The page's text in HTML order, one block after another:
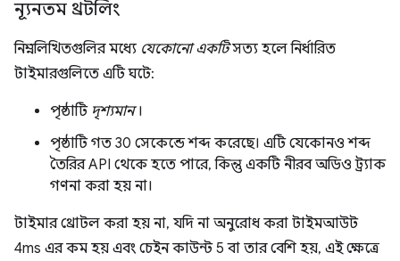
ন্যূনতম থ্রটলিং
নিম্নলিখিতগুলির মধ্যে যেকোনো একটিসত্য হলে নির্ধারিত
টাইমারগুলিতে এটি ঘটে:
পৃষ্ঠাটি দৃশ্যমান।
পৃষ্ঠাটি গত 30 সেকেন্ডে শব্দ করেছে। এটি যেকোনও শব্দ
তৈরির API থেকে হতে পারে, কিন্তু একটি নীরব অডিও ট্র্যাক
গণনা করা হয় না।
টাইমার থ্রোটল করা হয় না, যদি না অনুরোধ করা টাইমআউট
4ms এর কম হয় এবং চেইন কাউন্ট 5 বা তার বেশি হয়, এই ক্ষেত্রে